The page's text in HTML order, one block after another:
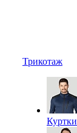
Трикотаж
Куртки